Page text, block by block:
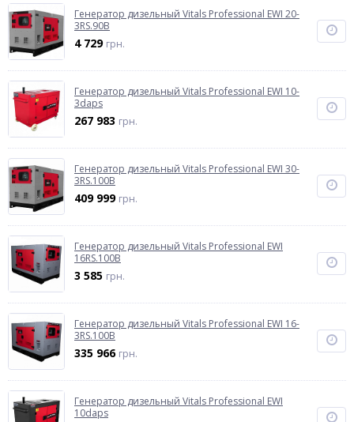
Генератор дизельный Vitals Professional EWI 20-
3RS.90B
4 729 грн.
Генератор дизельный Vitals Professional EWI 10-
3daps
267 983 грн.
Генератор дизельный Vitals Professional EWI 30-
3RS.100B
409 999 грн.
Генератор дизельный Vitals Professional EWI
16RS.100B
3 585 грн.
Генератор дизельный Vitals Professional EWI 16-
3RS.100B
335 966 грн.
Генератор дизельный Vitals Professional EWI
10daps